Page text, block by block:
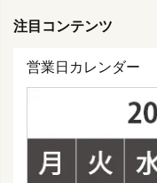
注目コンテンツ
営業日カレンダー